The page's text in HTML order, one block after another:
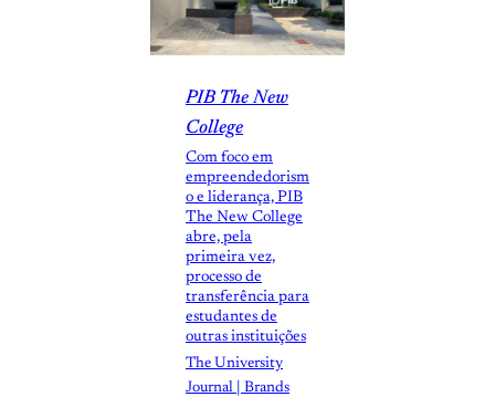
PIB The New
College
Com foco em
empreendedorism
o e liderança, PIB
The New College
abre, pela
primeira vez,
processo de
transferência para
estudantes de
outras instituições
The University
Journal | Brands